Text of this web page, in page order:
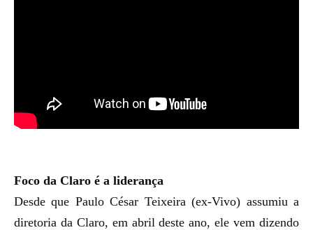
Foco da Claro é a liderança
Desde que Paulo César Teixeira (ex-Vivo) assumiu a
diretoria da Claro, em abril deste ano, ele vem dizendo